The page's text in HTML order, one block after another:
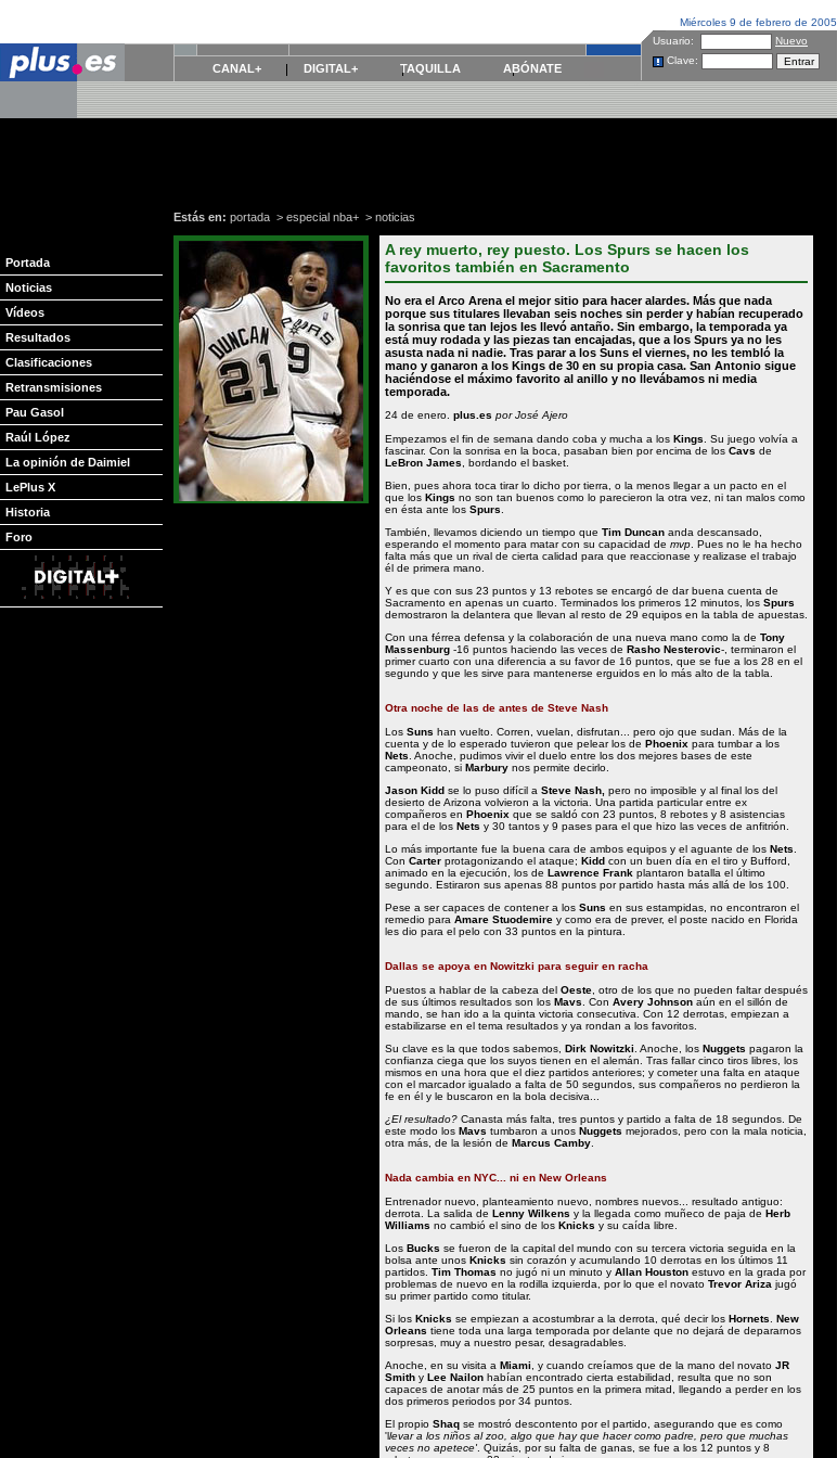
Miércoles 9 de febrero de 2005
CANAL+ DIGITAL+ TAQUILLA ABÓNATE
Usuario:
Nuevo
Clave:
Portada
Noticias
Vídeos
Resultados
Clasificaciones
Retransmisiones
Pau Gasol
Raúl López
La opinión de Daimiel
LePlus X
Historia
Foro
Estás en: portada > especial nba+ > noticias
A rey muerto, rey puesto. Los Spurs se hacen los
favoritos también en Sacramento
No era el Arco Arena el mejor sitio para hacer alardes. Más que nada
porque sus titulares llevaban seis noches sin perder y habían recuperado
la sonrisa que tan lejos les llevó antaño. Sin embargo, la temporada ya
está muy rodada y las piezas tan encajadas, que a los Spurs ya no les
asusta nada ni nadie. Tras parar a los Suns el viernes, no les tembló la
mano y ganaron a los Kings de 30 en su propia casa. San Antonio sigue
haciéndose el máximo favorito al anillo y no llevábamos ni media
temporada.
24 de enero. plus.es por José Ajero
Empezamos el fin de semana dando coba y mucha a los Kings . Su juego volvía a
fascinar. Con la sonrisa en la boca, pasaban bien por encima de los Cavs de
LeBron James , bordando el basket.
Bien, pues ahora toca tirar lo dicho por tierra, o la menos llegar a un pacto en el
que los Kings no son tan buenos como lo parecieron la otra vez, ni tan malos como
en ésta ante los Spurs
También, llevamos diciendo un tiempo que Tim Duncan anda descansado,
esperando el momento para matar con su capacidad de mvp . Pues no le ha hecho
falta más que un rival de cierta calidad para que reaccionase y realizase el trabajo
él de primera mano.
Y es que con sus 23 puntos y 13 rebotes se encargó de dar buena cuenta de
Sacramento en apenas un cuarto. Terminados los primeros 12 minutos, los Spurs
demostraron la delantera que llevan al resto de 29 equipos en la tabla de apuestas.
Con una férrea defensa y la colaboración de una nueva mano como la de Tony
Massenburg -16 puntos haciendo las veces de Rasho Nesterovic-, terminaron el
primer cuarto con una diferencia a su favor de 16 puntos, que se fue a los 28 en el
segundo y que les sirve para mantenerse erguidos en lo más alto de la tabla.
Otra noche de las de antes de Steve Nash
Los Suns han vuelto. Corren, vuelan, disfrutan... pero ojo que sudan. Más de la
cuenta y de lo esperado tuvieron que pelear los de Phoenix para tumbar a los
Nets . Anoche, pudimos vivir el duelo entre los dos mejores bases de este
campeonato, si Marbury nos permite decirlo.
Jason Kidd se lo puso difícil a Steve Nash, pero no imposible y al final los del
desierto de Arizona volvieron a la victoria. Una partida particular entre ex
compañeros en Phoenix que se saldó con 23 puntos, 8 rebotes y 8 asistencias
para el de los Nets y 30 tantos y 9 pases para el que hizo las veces de anfitrión.
Lo más importante fue la buena cara de ambos equipos y el aguante de los Nets
Con Carter protagonizando el ataque; Kidd con un buen día en el tiro y Bufford,
animado en la ejecución, los de Lawrence Frank plantaron batalla el último
segundo. Estiraron sus apenas 88 puntos por partido hasta más allá de los 100.
Pese a ser capaces de contener a los Suns en sus estampidas, no encontraron el
remedio para Amare Stuodemire y como era de prever, el poste nacido en Florida
les dio para el pelo con 33 puntos en la pintura.
Dallas se apoya en Nowitzki para seguir en racha
Puestos a hablar de la cabeza del Oeste , otro de los que no pueden faltar después
de sus últimos resultados son los Mavs . Con Avery Johnson aún en el sillón de
mando, se han ido a la quinta victoria consecutiva. Con 12 derrotas, empiezan a
estabilizarse en el tema resultados y ya rondan a los favoritos.
Su clave es la que todos sabemos, Dirk Nowitzki . Anoche, los Nuggets pagaron la
confianza ciega que los suyos tienen en el alemán. Tras fallar cinco tiros libres, los
mismos en una hora que el diez partidos anteriores; y cometer una falta en ataque
con el marcador igualado a falta de 50 segundos, sus compañeros no perdieron la
fe en él y le buscaron en la bola decisiva...
¿El resultado? Canasta más falta, tres puntos y partido a falta de 18 segundos. De
este modo los Mavs tumbaron a unos Nuggets mejorados, pero con la mala noticia,
otra más, de la lesión de Marcus Camby
Nada cambia en NYC... ni en New Orleans
Entrenador nuevo, planteamiento nuevo, nombres nuevos... resultado antiguo:
derrota. La salida de Lenny Wilkens y la llegada como muñeco de paja de Herb
Williams no cambió el sino de los Knicks y su caída libre.
Los Bucks se fueron de la capital del mundo con su tercera victoria seguida en la
bolsa ante unos Knicks sin corazón y acumulando 10 derrotas en los últimos 11
partidos. Tim Thomas no jugó ni un minuto y Allan Houston estuvo en la grada por
problemas de nuevo en la rodilla izquierda, por lo que el novato Trevor Ariza jugó
su primer partido como titular.
Si los Knicks se empiezan a acostumbrar a la derrota, qué decir los Hornets
New
Orleans tiene toda una larga temporada por delante que no dejará de depararnos
sorpresas, muy a nuestro pesar, desagradables.
Anoche, en su visita a Miami , y cuando creíamos que de la mano del novato JR
Smith y Lee Nailon habían encontrado cierta estabilidad, resulta que no son
capaces de anotar más de 25 puntos en la primera mitad, llegando a perder en los
dos primeros periodos por 34 puntos.
El propio Shaq se mostró descontento por el partido, asegurando que es como
'llevar a los niños al zoo, algo que hay que hacer como padre, pero que muchas
veces no apetece' . Quizás, por su falta de ganas, se fue a los 12 puntos y 8